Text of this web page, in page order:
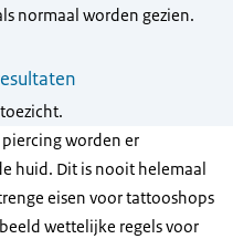
normaal worden gezien.
worden er
huid. Dit is nooit helemaal
eisen voor tattooshops
wettelijke regels voor